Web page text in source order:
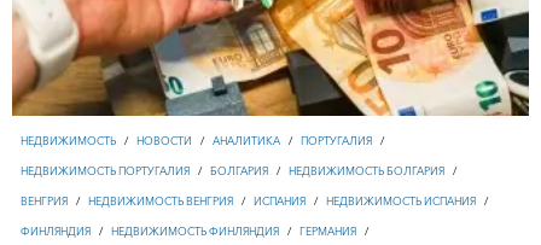
НЕДВИЖИМОСТЬ / НОВОСТИ / АНАЛИТИКА / ПОРТУГАЛИЯ /
НЕДВИЖИМОСТЬ ПОРТУГАЛИЯ / БОЛГАРИЯ / НЕДВИЖИМОСТЬ БОЛГАРИЯ /
ВЕНГРИЯ / НЕДВИЖИМОСТЬ ВЕНГРИЯ / ИСПАНИЯ / НЕДВИЖИМОСТЬ ИСПАНИЯ /
ФИНЛЯНДИЯ / НЕДВИЖИМОСТЬ ФИНЛЯНДИЯ / ГЕРМАНИЯ /